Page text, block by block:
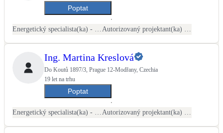
Novostavby
Stínicí technika
Žaluzie, markýzy, pergoly
Rekuperace tepla odpadní vody
Šedá i černá odpadní voda
Poptat
Ing. Martina Kreslová
Do Koutů 1897/3, Prague 12-Modřany, Czechia
19 let na trhu
Poptat